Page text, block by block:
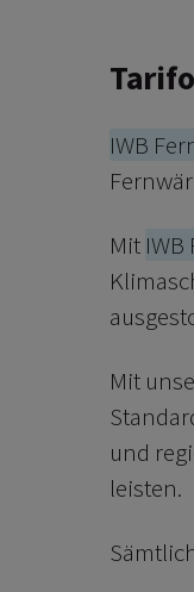
IWB
Mit
Mit
und
leisten.